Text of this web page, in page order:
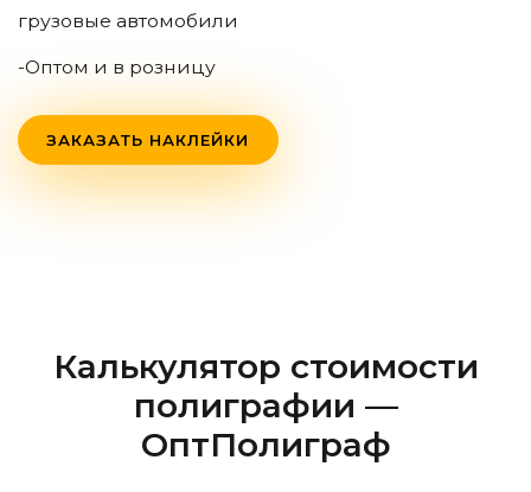
грузовые автомобили
-Оптом и в розницу
ЗАКАЗАТЬ НАКЛЕЙКИ
Калькулятор стоимости
полиграфии —
ОптПолиграф